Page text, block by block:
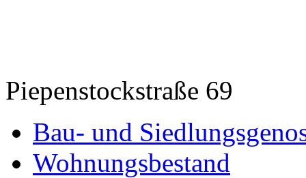
Piepenstockstraße 69
Bau- und
Wohnungsbestand